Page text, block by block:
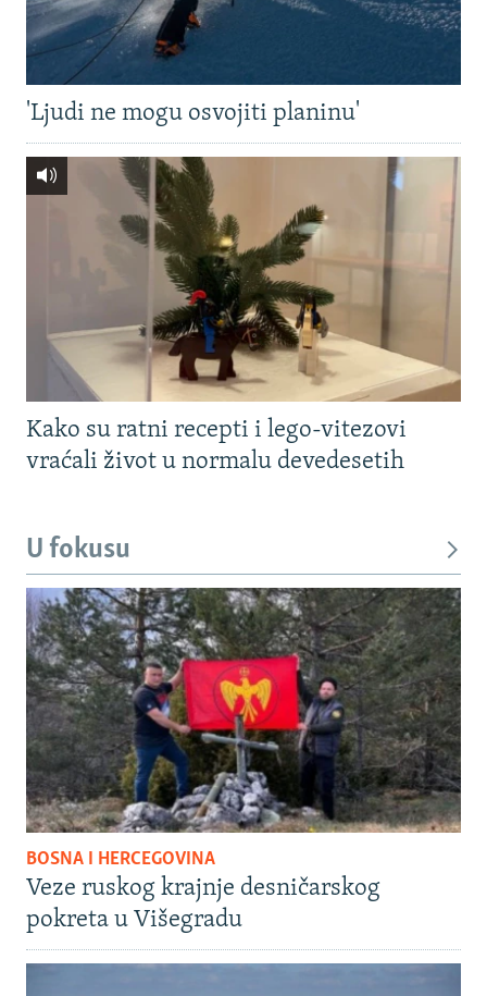
'Ljudi ne mogu osvojiti planinu'
Kako su ratni recepti i lego-vitezovi
vraćali život u normalu devedesetih
U fokusu
BOSNA I HERCEGOVINA
Veze ruskog krajnje desničarskog
pokreta u Višegradu